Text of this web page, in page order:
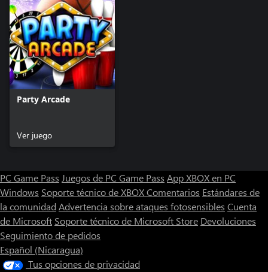
Party Arcade
Ver juego
PC Game Pass Juegos de PC Game Pass App XBOX en PC
Windows Soporte técnico de XBOXComentarios Estándares de
la comunidad Advertencia sobre ataques fotosensibles Cuenta
de Microsoft Soporte técnico de Microsoft Store Devoluciones
Seguimiento de pedidos
Español (Nicaragua)
Tus opciones de privacidad